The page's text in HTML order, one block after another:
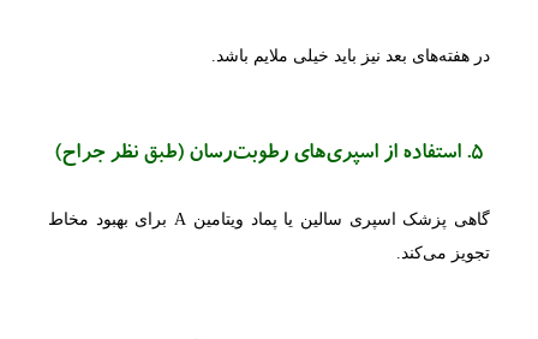
در هفته‌های بعد نیز باید خیلی ملایم باشد.
5. استفاده از اسپری‌های رطوبت‌رسان (طبق نظر جراح)
گاهی پزشک اسپری سالین یا پماد ویتامین A برای بهبود مخاط
تجویز می‌کند.